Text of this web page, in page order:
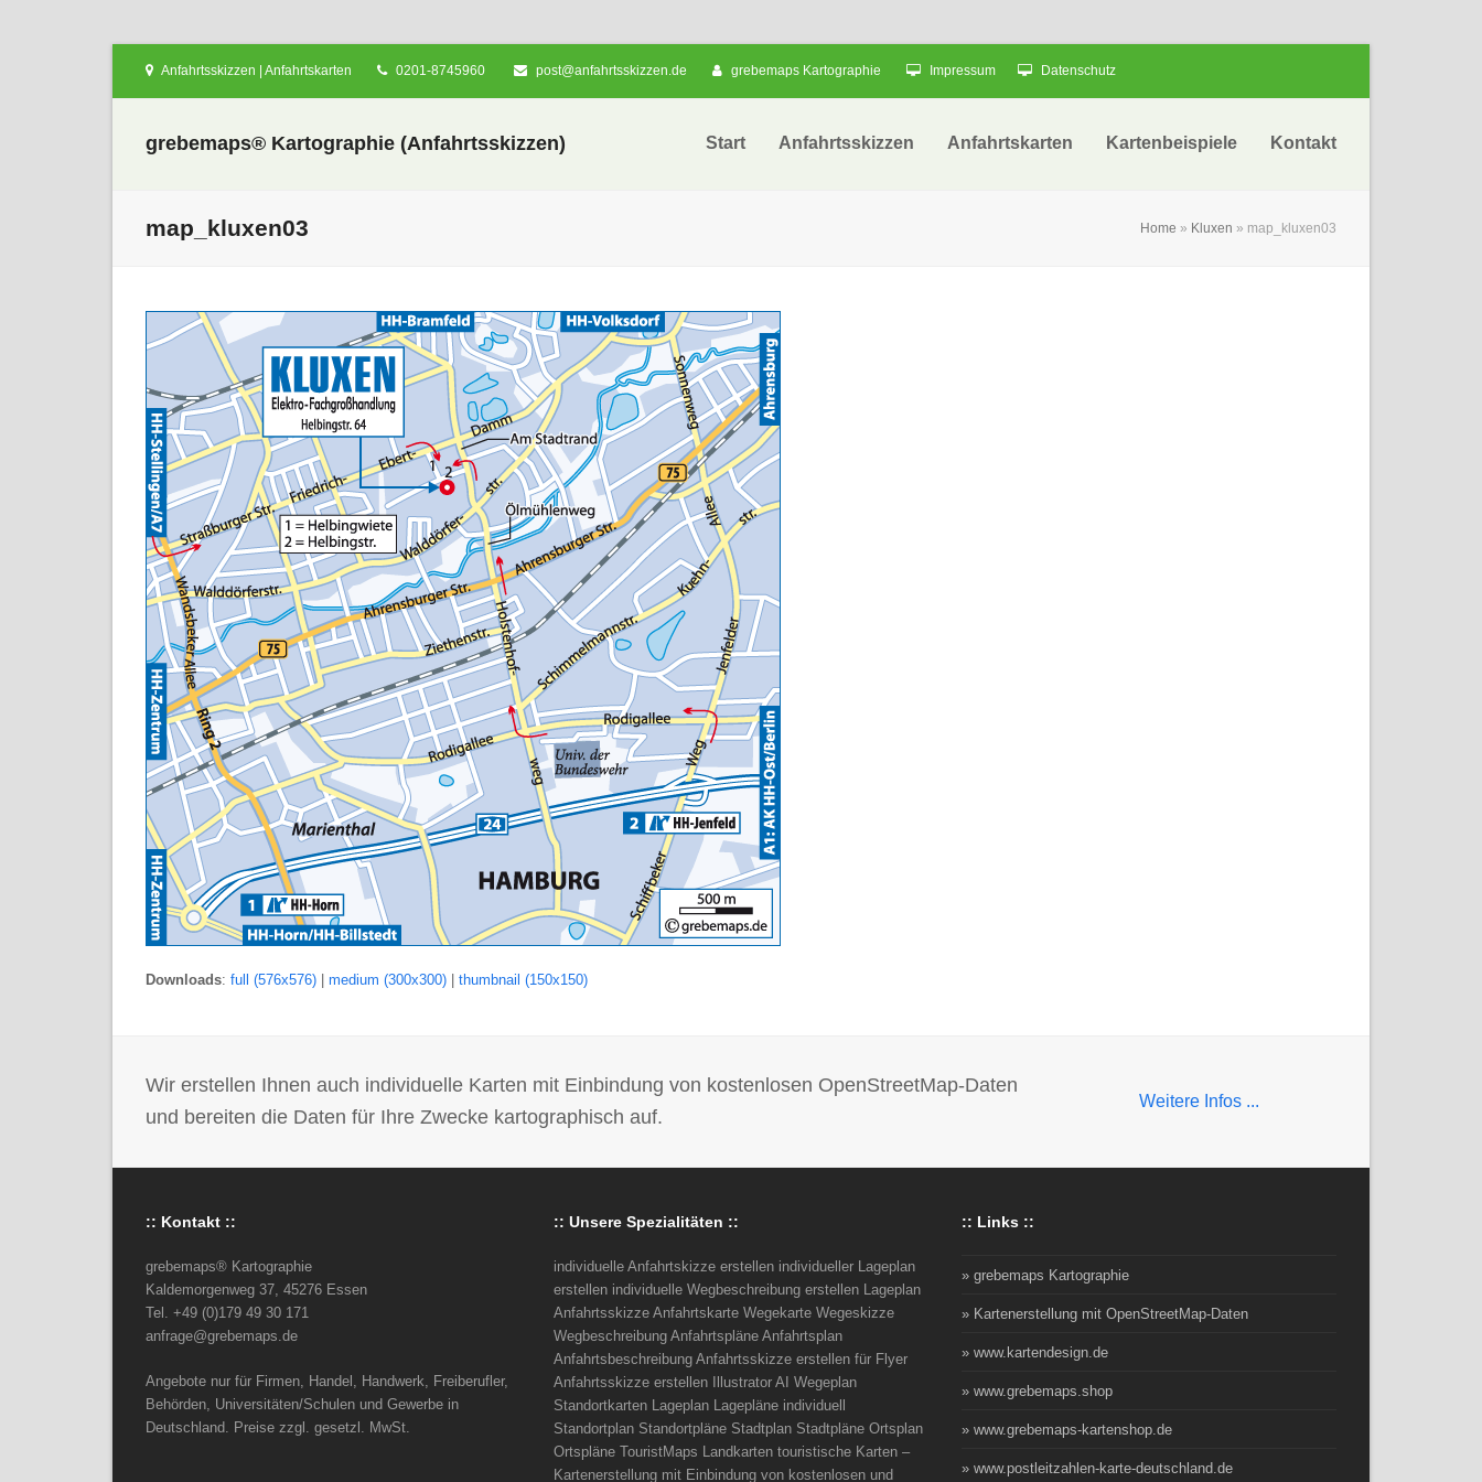
Anfahrtsskizzen | Anfahrtskarten 0201-8745960 post@anfahrtsskizzen.de grebemaps Kartographie Impressum Datenschutz
grebemaps® Kartographie (Anfahrtsskizzen) Start Anfahrtsskizzen Anfahrtskarten Kartenbeispiele Kontakt
map_kluxen03 Home » Kluxen » map_kluxen03
Downloads: full (576x576) medium (300x300) thumbnail (150x150)
Wir erstellen Ihnen auch individuelle Karten mit Einbindung von kostenlosen OpenStreetMap-Daten
und bereiten die Daten für Ihre Zwecke kartographisch auf.
Weitere Infos ...
:: Kontakt ::
grebemaps® Kartographie
Kaldemorgenweg 37, 45276 Essen
Tel. +49 (0)179 49 30 171
anfrage@grebemaps.de
Angebote nur für Firmen, Handel, Handwerk, Freiberufler,
Behörden, Universitäten/Schulen und Gewerbe in
Deutschland. Preise zzgl. gesetzl. MwSt.
:: Unsere Spezialitäten ::
individuelle Anfahrtskizze erstellen individueller Lageplan
erstellen individuelle Wegbeschreibung erstellen Lageplan
Anfahrtsskizze Anfahrtskarte Wegekarte Wegeskizze
Wegbeschreibung Anfahrtspläne Anfahrtsplan
Anfahrtsbeschreibung Anfahrtsskizze erstellen für Flyer
Anfahrtsskizze erstellen Illustrator AI Wegeplan
Standortkarten Lageplan Lagepläne individuell
Standortplan Standortpläne Stadtplan Stadtpläne Ortsplan
Ortspläne TouristMaps Landkarten touristische Karten –
Kartenerstellung mit Einbindung von kostenlosen und
:: Links ::
» grebemaps Kartographie
» Kartenerstellung mit OpenStreetMap-Daten
» www.kartendesign.de
» www.grebemaps.shop
» www.grebemaps-kartenshop.de
» www.postleitzahlen-karte-deutschland.de